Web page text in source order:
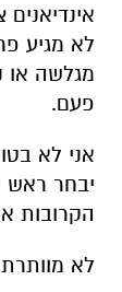
לא מגיע
מגלשה או
פעם.
אני לא
יבחר ראש
הקרובות
לא